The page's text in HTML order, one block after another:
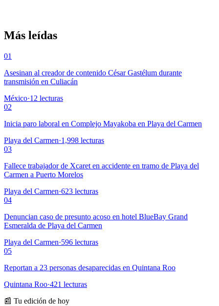
Más leídas
01
Asesinan al creador de contenido César Gastélum durante
transmisión en Culiacán
México·12 lecturas
02
Inicia paro laboral en Complejo Mayakoba en Playa del Carmen
Playa del Carmen·1,998 lecturas
03
Fallece trabajador de Xcaret en accidente en tramo de Playa del
Carmen a Puerto Morelos
Playa del Carmen·623 lecturas
04
Denuncian caso de presunto acoso en hotel BlueBay Grand
Esmeralda de Playa del Carmen
Playa del Carmen·596 lecturas
05
Reportan a 23 personas desaparecidas en Quintana Roo
Quintana Roo·421 lecturas
📰 Tu edición de hoy